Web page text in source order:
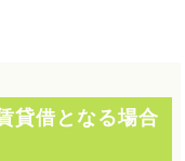
貸借となる場合